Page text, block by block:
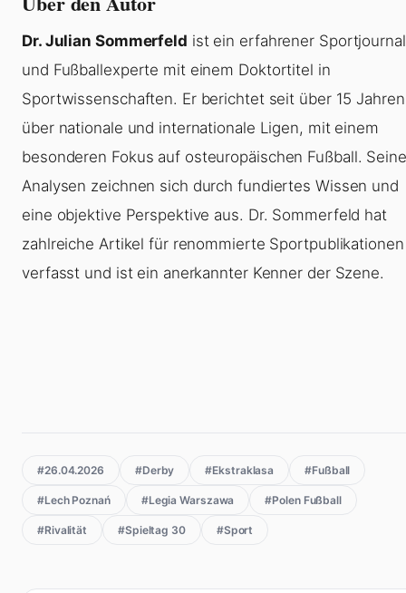
Dr. Julian Sommerfeld ist ein erfahrener
und Fußballexperte mit einem Doktortitel in
Sportwissenschaften. Er berichtet seit über 15 Jahren
über nationale und internationale Ligen, mit einem
besonderen Fokus auf osteuropäischen Fußball. Seine
Analysen zeichnen sich durch fundiertes Wissen und
eine objektive Perspektive aus. Dr. Sommerfeld hat
zahlreiche Artikel für renommierte Sportpublikationen
verfasst und ist ein anerkannter Kenner der Szene.
#26.04.2026 #Derby #Ekstraklasa #Fußball
#Lech Poznań #Legia Warszawa #Polen Fußball
#Rivalität #Spieltag 30 #Sport